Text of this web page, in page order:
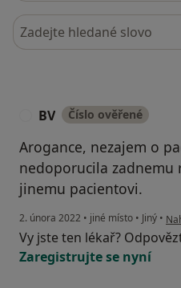
Hledejte v názorech
BV Číslo ověřené
Arogance, nezajem o
nedoporucila zadnemu
jinemu pacientovi.
2. února 2022 • jiné místo • Jiný •
Vy jste ten lékař?
Zaregistrujte se nyní